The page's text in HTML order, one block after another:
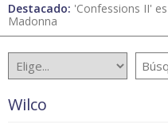
Destacado: 'Confessions II'
Madonna
Wilco